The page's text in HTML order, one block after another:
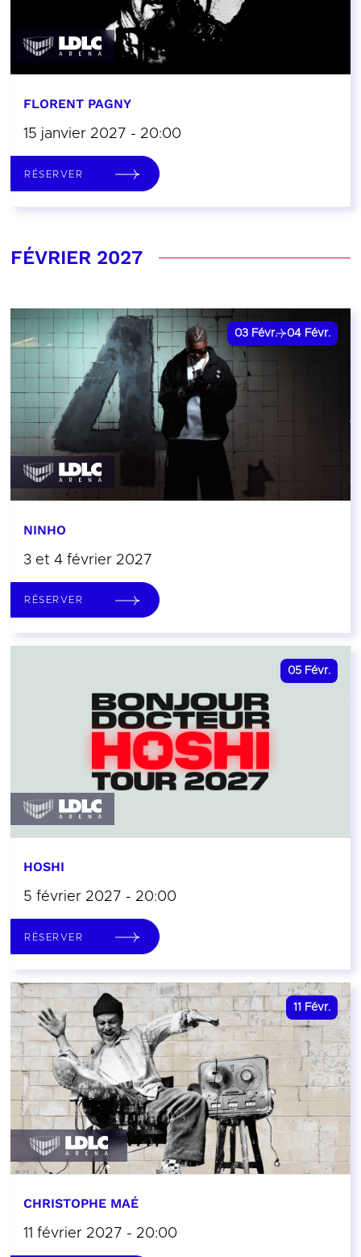
FLORENT PAGNY
15 janvier 2027 - 20:00
RÉSERVER
FÉVRIER 2027
03 Févr. 04 Févr.
NINHO
3 et 4 février 2027
RÉSERVER
05 Févr.
HOSHI
5 février 2027 - 20:00
RÉSERVER
11 Févr.
CHRISTOPHE MAÉ
11 février 2027 - 20:00